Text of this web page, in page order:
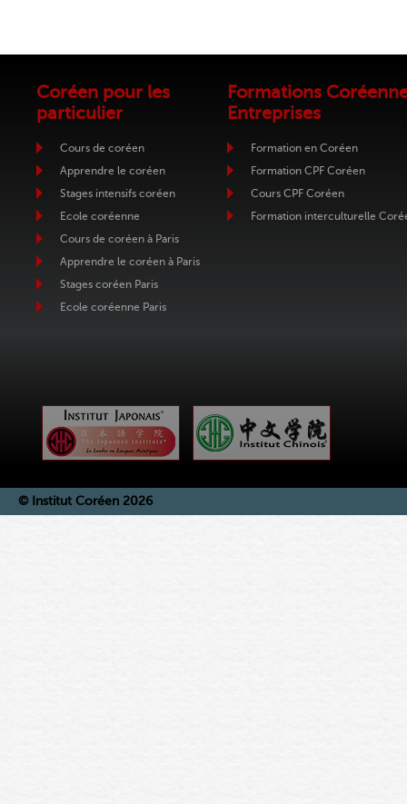
Coréen pour les
particulier
Cours de coréen
Apprendre le coréen
Stages intensifs coréen
Ecole coréenne
Cours de coréen à Paris
Apprendre le coréen à Paris
Stages coréen Paris
Ecole coréenne Paris
Formations
Entreprises
Formation en Coréen
Formation CPF Coréen
Cours CPF Coréen
Formation interculturelle
© Institut Coréen 2026